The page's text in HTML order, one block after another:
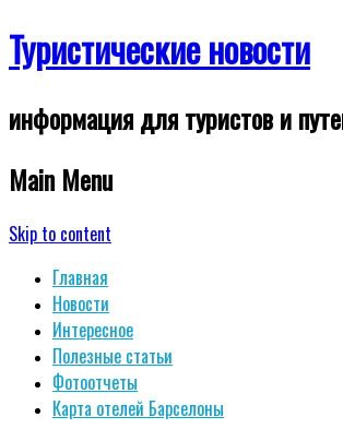
Туристические новости
информация для туристов и
Main Menu
Skip to content
Главная
Новости
Интересное
Полезные статьи
Фотоотчеты
Карта отелей Барселоны